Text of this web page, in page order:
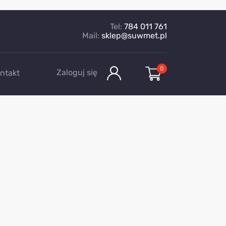
Tel: 784 011 761
Mail: sklep@suwmet.pl
Zaloguj się 0